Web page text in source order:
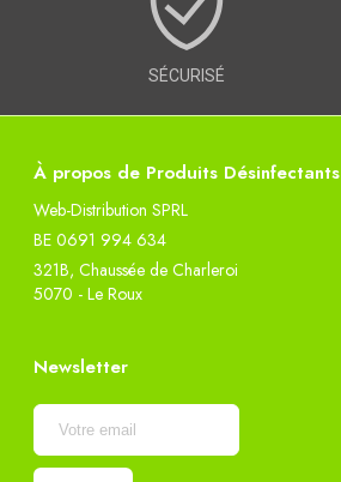
SÉCURISÉ
À propos de Produits Désinfectants
Web-Distribution SPRL
BE 0691 994 634
321B, Chaussée de Charleroi
5070 - Le Roux
Newsletter